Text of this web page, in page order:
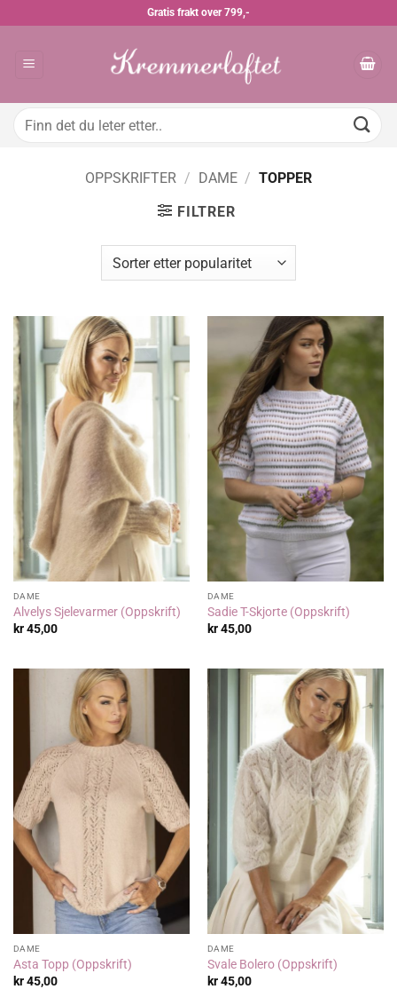
Gratis frakt over 799,-
Søk
OPPSKRIFTER / DAME / TOPPER
FILTRER
DAME
Alvelys Sjelevarmer (Oppskrift)
kr45,00
DAME
Sadie T-Skjorte (Oppskrift)
kr45,00
DAME
Asta Topp (Oppskrift)
kr45,00
DAME
Svale Bolero (Oppskrift)
kr45,00